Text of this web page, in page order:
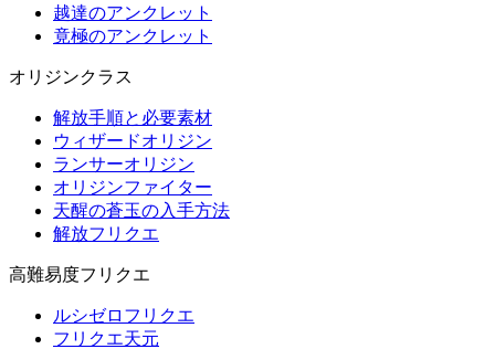
越達のアンクレット
竟極のアンクレット
オリジンクラス
解放手順と必要素材
ウィザードオリジン
ランサーオリジン
オリジンファイター
天醒の蒼玉の入手方法
解放フリクエ
高難易度フリクエ
ルシゼロフリクエ
フリクエ天元